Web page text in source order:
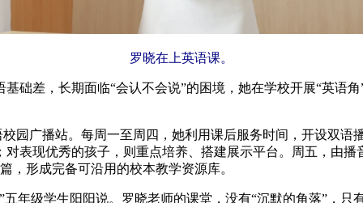
罗晓在上英语课。
差，长期面临“会认不会说”的困境，她在学校开展“英语
广播站。每周一至周四，她利用课后服务时间，开设双语
表现优秀的孩子，则重点培养、搭建展示平台。周五，由
，形成完备可沿用的校本教学资源库。
级学生阳阳说。罗晓老师的课堂，没有“沉默的角落”，只